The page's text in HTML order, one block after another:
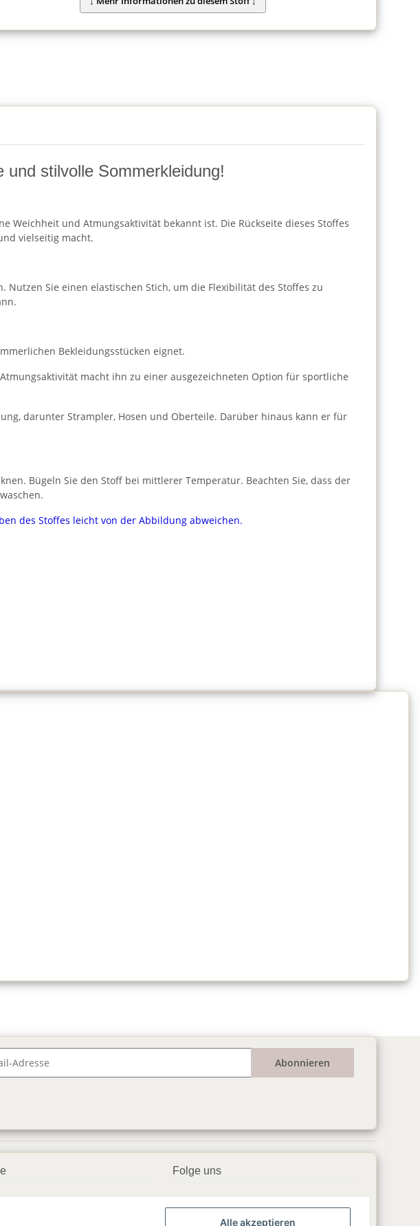
stilvolle Sommerkleidung!
Weichheit und Atmungsaktivität bekannt ist. Die Rückseite dieses Stoffes
vielseitig macht.
Sie einen elastischen Stich, um die Flexibilität des Stoffes zu
Bekleidungsstücken eignet.
macht ihn zu einer ausgezeichneten Option für sportliche
darunter Strampler, Hosen und Oberteile. Darüber hinaus kann er für
Bügeln Sie den Stoff bei mittlerer Temperatur. Beachten Sie, dass der
des Stoffes leicht von der Abbildung abweichen.
Abonnieren
Folge uns
▶️ YouTube
Alle akzeptieren